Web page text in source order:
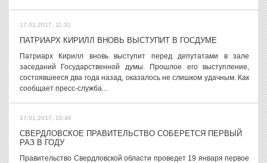
17.01.2017, 11:31
ПАТРИАРХ КИРИЛЛ ВНОВЬ ВЫСТУПИТ В ГОСДУМЕ
Патриарх Кирилл вновь выступит перед депутатами в зале
заседаний Государственной думы. Прошлое его выступление,
состоявшееся два года назад, оказалось не слишком удачным. Как
сообщает пресс-служба...
17.01.2017, 10:46
СВЕРДЛОВСКОЕ ПРАВИТЕЛЬСТВО СОБЕРЕТСЯ ПЕРВЫЙ
РАЗ В ГОДУ
Правительство Свердловской области проведет 19 января первое